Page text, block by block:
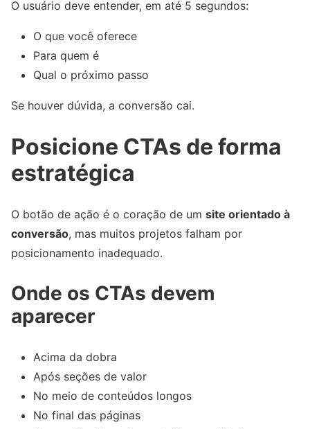
O usuário deve entender, em até 5 segundos:
O que você oferece
Para quem é
Qual o próximo passo
Se houver dúvida, a conversão cai.
Posicione CTAs de forma
estratégica
O botão de ação é o coração de um site orientado à
conversão, mas muitos projetos falham por
posicionamento inadequado.
Onde os CTAs devem
aparecer
Acima da dobra
Após seções de valor
No meio de conteúdos longos
No final das páginas